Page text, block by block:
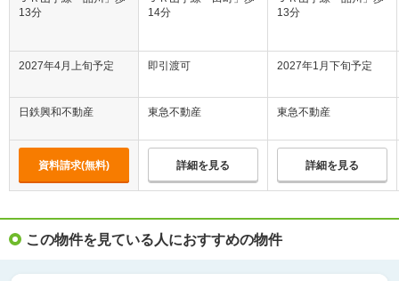
13分
2027年4月上旬予定
日鉄興和不動産
資料請求(無料)
14分
即引渡可
東急不動産
詳細を見る
13分
2027年1月下旬予定
東急不動産
詳細を見る
この物件を見ている人におすすめの物件